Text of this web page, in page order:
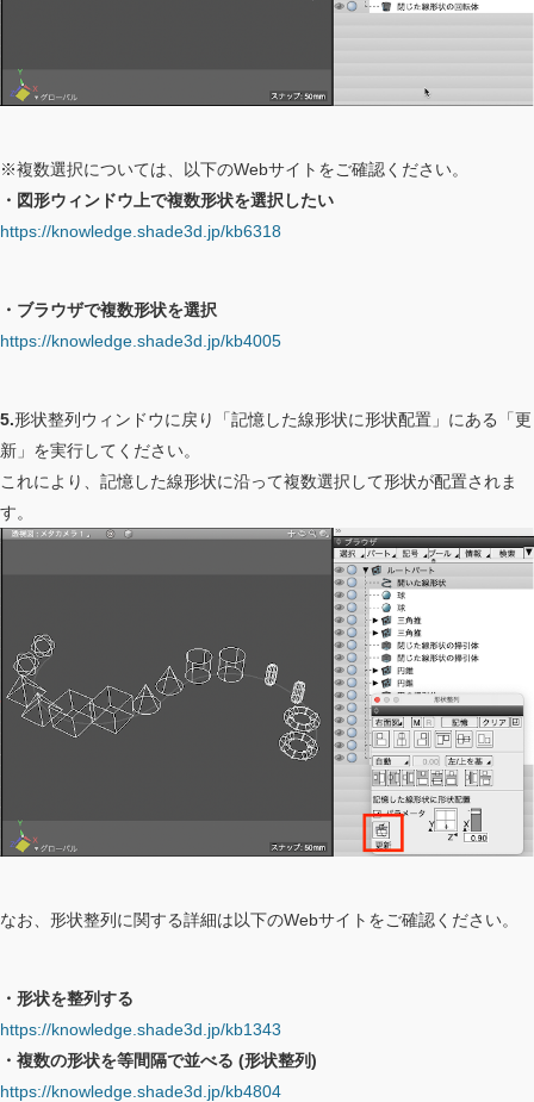
※複数選択については、以下のWebサイトをご確認ください。
・図形ウィンドウ上で複数形状を選択したい
https://knowledge.shade3d.jp/kb6318
・ブラウザで複数形状を選択
https://knowledge.shade3d.jp/kb4005
5.形状整列ウィンドウに戻り「記憶した線形状に形状配置」にある「更
新」を実行してください。
これにより、記憶した線形状に沿って複数選択して形状が配置されま
す。
なお、形状整列に関する詳細は以下のWebサイトをご確認ください。
・形状を整列する
https://knowledge.shade3d.jp/kb1343
・複数の形状を等間隔で並べる (形状整列)
https://knowledge.shade3d.jp/kb4804